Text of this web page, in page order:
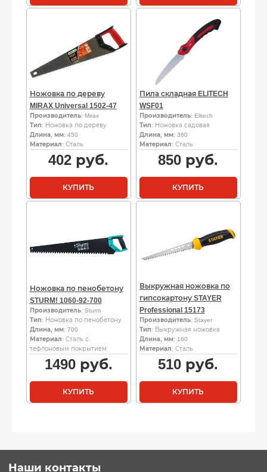
Ножовка по дереву
MIRAX Universal 1502-47
Производитель: Mirax
Тип: Ножовка по дереву
Длина, мм: 450
Материал: Сталь
402 руб.
КУПИТЬ
Пила складная ELITECH
WSF01
Производитель: Elitech
Тип: Ножовка садовая
Длина, мм: 360
Материал: Сталь
850 руб.
КУПИТЬ
Ножовка по пенобетону
STURM! 1060-92-700
Производитель: Sturm
Тип: Ножовка по пенобетону
Длина, мм: 700
Материал: Сталь с
тефлоновым покрытием
1490руб.
КУПИТЬ
Выкружная ножовка по
гипсокартону STAYER
Professional 15173
Производитель: Stayer
Тип: Выкружная ножовка
Длина, мм: 160
Материал: Сталь
510 руб.
КУПИТЬ
Наши контакты